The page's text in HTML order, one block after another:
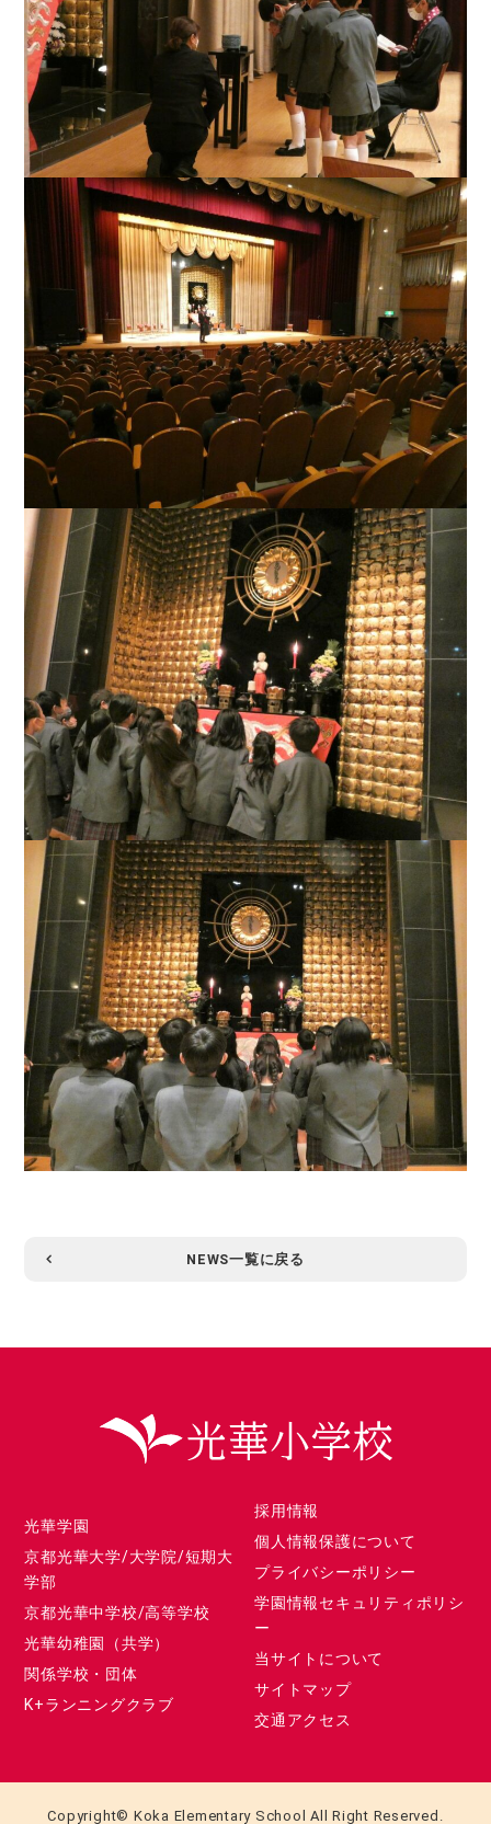
NEWS一覧に戻る
光華学園
京都光華大学/大学院/短期大
学部
京都光華中学校/高等学校
光華幼稚園（共学）
関係学校・団体
K+ランニングクラブ
採用情報
個人情報保護について
プライバシーポリシー
学園情報セキュリティポリシ
ー
当サイトについて
サイトマップ
交通アクセス
Copyright© Koka Elementary School All Right Reserved.